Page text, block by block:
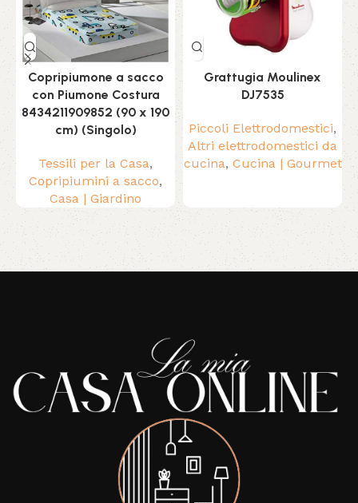
Copripiumone a sacco
con Piumone Costura
8434211909852 (90 x 190
cm) (Singolo)
Tessili per la Casa,
Copripiumini a sacco,
Casa | Giardino
Grattugia Moulinex
DJ7535
Piccoli Elettrodomestici,
Altri elettrodomestici da
cucina, Cucina | Gourmet
Read More